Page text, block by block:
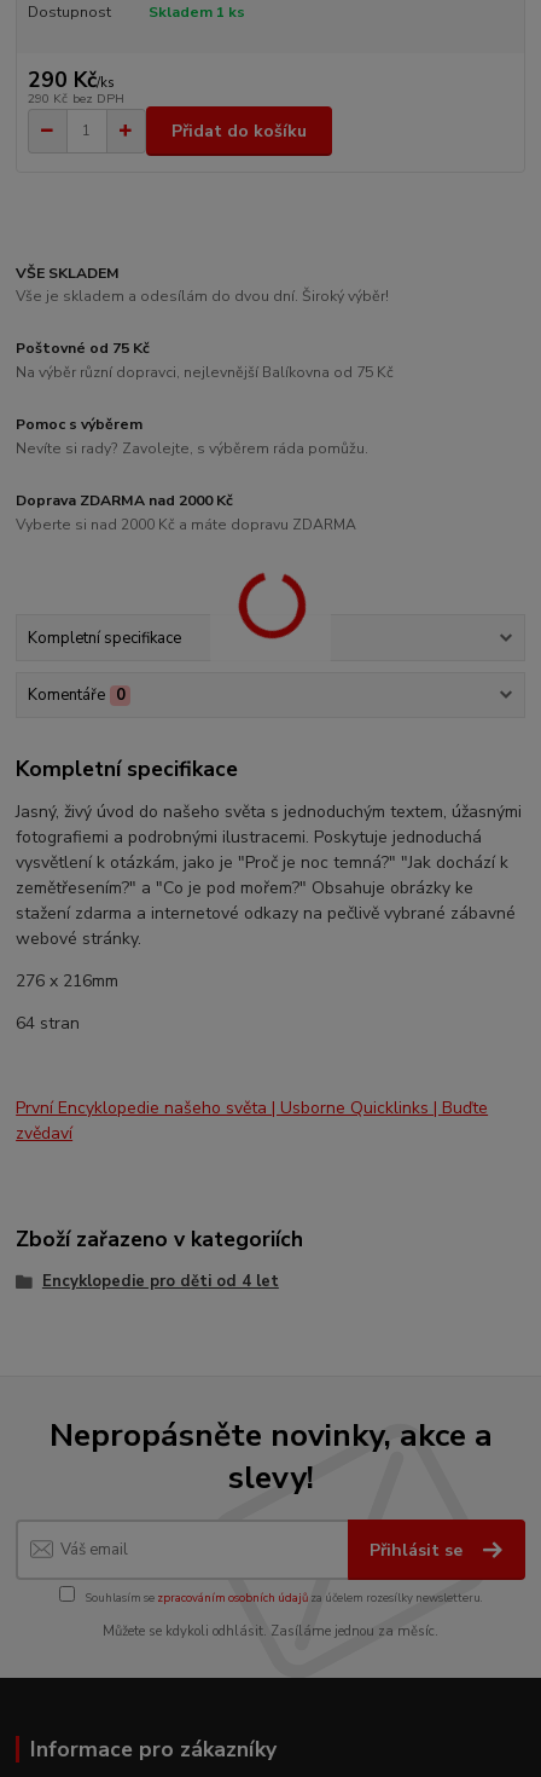
Dostupnost Skladem 1 ks
290 Kč/ks
290 Kč bez DPH
Přidat do košíku
VŠE SKLADEM
Vše je skladem a odesílám do dvou dní. Široký výběr!
Poštovné od 75 Kč
Na výběr různí dopravci, nejlevnější Balíkovna od 75 Kč
Pomoc s výběrem
Nevíte si rady? Zavolejte, s výběrem ráda pomůžu.
Doprava ZDARMA nad 2000 Kč
Vyberte si nad 2000 Kč a máte dopravu ZDARMA
Kompletní specifikace
Komentáře 0
Kompletní specifikace
Jasný, živý úvod do našeho světa s jednoduchým textem, úžasnými
fotografiemi a podrobnými ilustracemi. Poskytuje jednoduchá
vysvětlení k otázkám, jako je "Proč je noc temná?" "Jak dochází k
zemětřesením?" a "Co je pod mořem?" Obsahuje obrázky ke
stažení zdarma a internetové odkazy na pečlivě vybrané zábavné
webové stránky.
276 x 216mm
64 stran
První Encyklopedie našeho světa | Usborne Quicklinks | Buďte
zvědaví
Zboží zařazeno v kategoriích
Encyklopedie pro děti od 4 let
Nepropásněte novinky, akce a
slevy!
Přihlásit se
Souhlasím se zpracováním osobních údajůza účelem rozesílky newsletteru.
Můžete se kdykoli odhlásit. Zasíláme jednou za měsíc.
Informace pro zákazníky